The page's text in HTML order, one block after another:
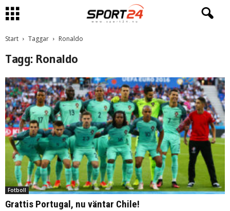
Start Taggar Ronaldo
Tagg: Ronaldo
Fotboll
Grattis Portugal, nu väntar Chile!